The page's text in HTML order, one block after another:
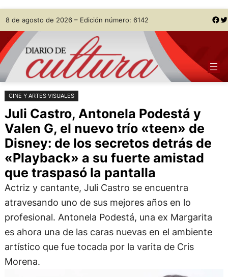
Saltar
al
contenido
Skip
to
content
8 de agosto de 2026 – Edición número: 6142 Facebook Twitter
CINE Y ARTES VISUALES
Juli Castro, Antonela Podestá y
Valen G, el nuevo trío «teen» de
Disney: de los secretos detrás de
«Playback» a su fuerte amistad
que traspasó la pantalla
Actriz y cantante, Juli Castro se encuentra
atravesando uno de sus mejores años en lo
profesional. Antonela Podestá, una ex Margarita
es ahora una de las caras nuevas en el ambiente
artístico que fue tocada por la varita de Cris
Morena.